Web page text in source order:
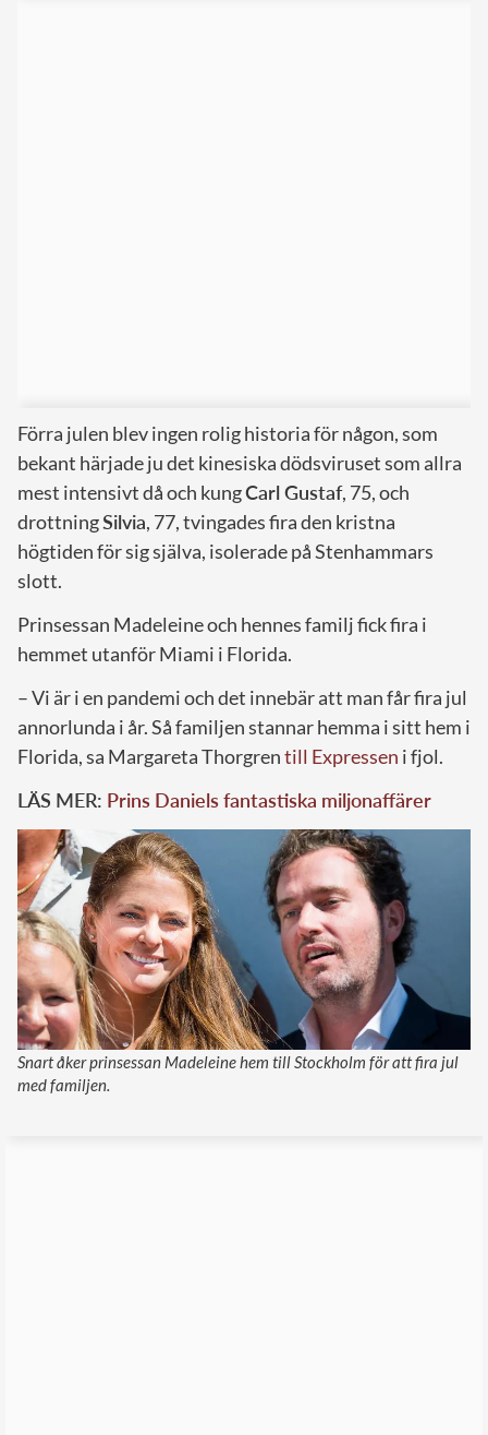
Förra julen blev ingen rolig historia för någon, som
bekant härjade ju det kinesiska dödsviruset som allra
mest intensivt då och kungCarl Gustaf, 75, och
drottningSilvia, 77, tvingades fira den kristna
högtiden för sig själva, isolerade på Stenhammars
slott.
Prinsessan Madeleine och hennes familj fick fira i
hemmet utanför Miami i Florida.
– Vi är i en pandemi och det innebär att man får fira jul
annorlunda i år. Så familjen stannar hemma i sitt hem i
Florida, sa Margareta Thorgrentill Expressen i fjol.
LÄS MER: Prins Daniels fantastiska miljonaffärer
Snart åker prinsessan Madeleine hem till Stockholm för att fira jul
med familjen.